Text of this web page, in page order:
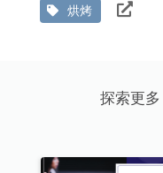
烘烤
探索更